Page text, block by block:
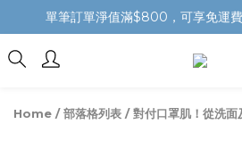
單筆訂單淨值滿$800，可享免運
Home /部落格列表 /對付口罩肌！從洗面